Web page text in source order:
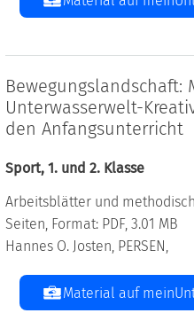
Bewegungslandschaft:
Unterwasserwelt-
den Anfangsunterricht
Sport, 1. und 2. Klasse
Arbeitsblätter und
Seiten, Format: PDF, 3.01 MB
Hannes O. Josten, PERSEN,
Material auf